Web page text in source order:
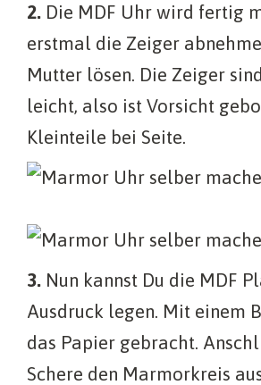
2. Die MDF Uhr wird fertig
erstmal die Zeiger
Mutter lösen. Die Zeiger
leicht, also ist Vorsicht
Kleinteile bei Seite.
3. Nun kannst Du die MDF
Ausdruck legen. Mit einem
das Papier gebracht.
Schere den Marmorkreis